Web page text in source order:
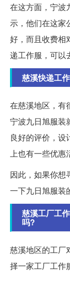
在这方面，宁波
示，他们在这家
好，而且收费相
递工作服，可以
慈溪快递工
在慈溪地区，有
宁波九日旭服装
良好的评价，设
上也有一些优惠
因此，如果你想
一下九日旭服装
慈溪工厂工
吗?
慈溪地区的工厂
择一家工厂工作